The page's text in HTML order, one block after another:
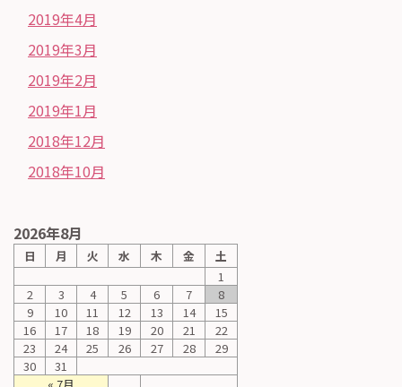
2019年4月
2019年3月
2019年2月
2019年1月
2018年12月
2018年10月
2026年8月
日 月 火 水 木 金 土
1
2
3 4 5 6 7
8
9
10 11 12 13 14
15
16
17 18 19 20 21
22
23
24 25 26 27 28
29
30
31